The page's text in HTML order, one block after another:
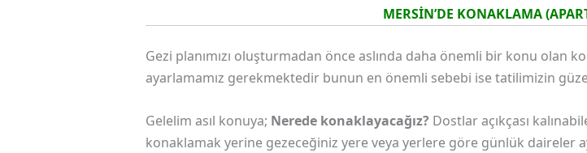
MERSİN’DE KONAKLAMA
Gezi planımızı oluşturmadan önce aslında daha önemli bir konu olan
ayarlamamız gerekmektedir bunun en önemli sebebi ise tatilimizin
Gelelim asıl konuya; Nerede konaklayacağız? Dostlar açıkçası
konaklamak yerine gezeceğiniz yere veya yerlere göre günlük daireler